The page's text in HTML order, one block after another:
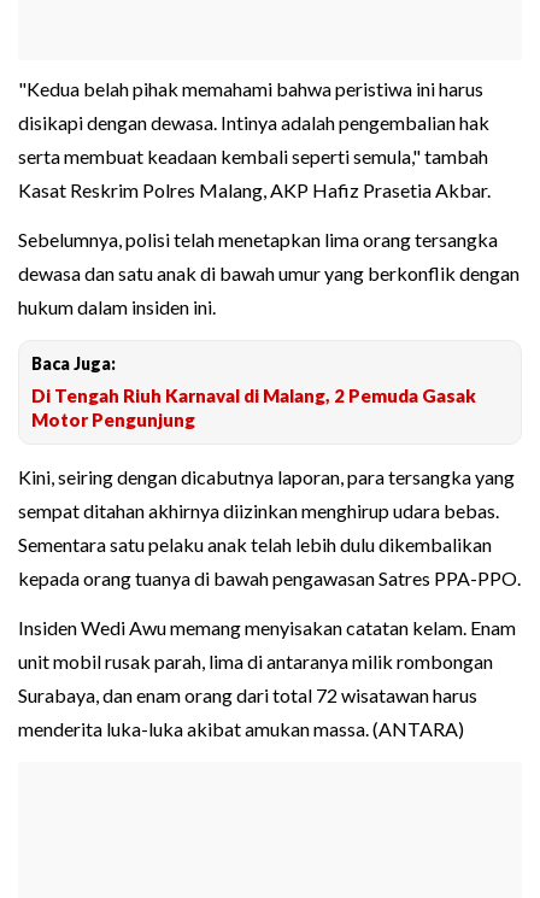
"Kedua belah pihak memahami bahwa peristiwa ini harus
disikapi dengan dewasa. Intinya adalah pengembalian hak
serta membuat keadaan kembali seperti semula," tambah
Kasat Reskrim Polres Malang, AKP Hafiz Prasetia Akbar.
Sebelumnya, polisi telah menetapkan lima orang tersangka
dewasa dan satu anak di bawah umur yang berkonflik dengan
hukum dalam insiden ini.
Baca Juga:
Di Tengah Riuh Karnaval di Malang, 2 Pemuda Gasak
Motor Pengunjung
Kini, seiring dengan dicabutnya laporan, para tersangka yang
sempat ditahan akhirnya diizinkan menghirup udara bebas.
Sementara satu pelaku anak telah lebih dulu dikembalikan
kepada orang tuanya di bawah pengawasan Satres PPA-PPO.
Insiden Wedi Awu memang menyisakan catatan kelam. Enam
unit mobil rusak parah, lima di antaranya milik rombongan
Surabaya, dan enam orang dari total 72 wisatawan harus
menderita luka-luka akibat amukan massa. (ANTARA)